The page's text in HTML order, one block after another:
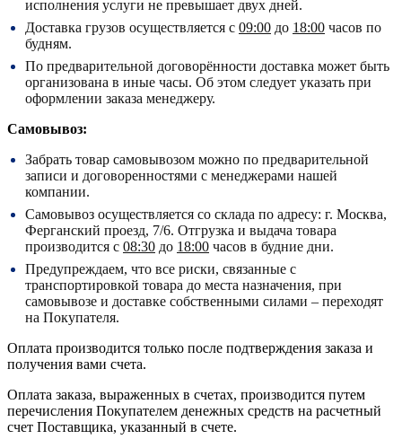
исполнения услуги не превышает двух дней.
Доставка грузов осуществляется с 09:00 до 18:00 часов по
будням.
По предварительной договорённости доставка может быть
организована в иные часы. Об этом следует указать при
оформлении заказа менеджеру.
Самовывоз:
Забрать товар самовывозом можно по предварительной
записи и договоренностями с менеджерами нашей
компании.
Самовывоз осуществляется со склада по адресу: г. Москва,
Ферганский проезд, 7/6. Отгрузка и выдача товара
производится с 08:30 до 18:00 часов в будние дни.
Предупреждаем, что все риски, связанные с
транспортировкой товара до места назначения, при
самовывозе и доставке собственными силами – переходят
на Покупателя.
Оплата производится только после подтверждения заказа и
получения вами счета.
Оплата заказа, выраженных в счетах, производится путем
перечисления Покупателем денежных средств на расчетный
счет Поставщика, указанный в счете.